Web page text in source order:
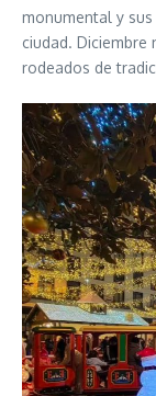
monumental y
ciudad.
rodeados de